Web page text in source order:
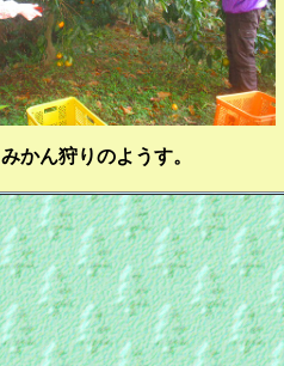
みかん狩りのようす。